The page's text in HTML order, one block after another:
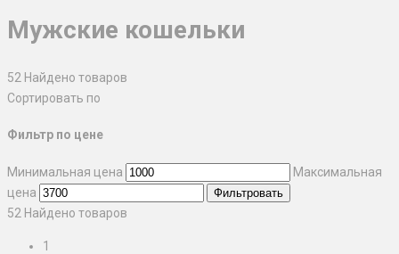
Мужские кошельки
52 Найдено товаров
Сортировать по
Фильтр по цене
Минимальная цена
Максимальная
цена
Фильтровать
52 Найдено товаров
1